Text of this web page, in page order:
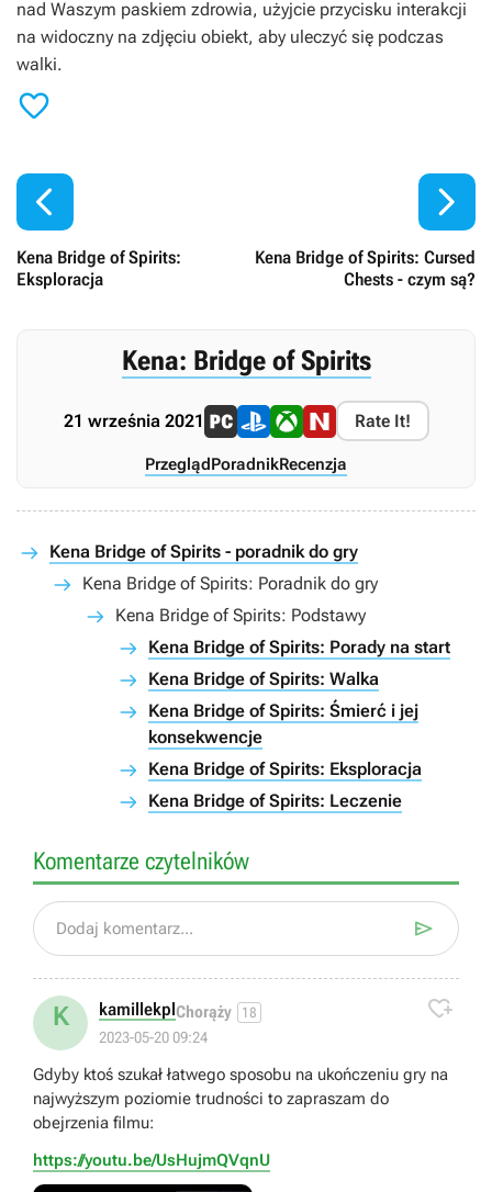
nad Waszym paskiem zdrowia, użyjcie przycisku interakcji
na widoczny na zdjęciu obiekt, aby uleczyć się podczas
walki.


Kena Bridge of Spirits:
Eksploracja
Kena Bridge of Spirits: Cursed
Chests - czym są?

Kena: Bridge of Spirits
21 września 2021 Rate It!
PrzeglądPoradnikRecenzja
Kena Bridge of Spirits - poradnik do gry
Kena Bridge of Spirits: Poradnik do gry
Kena Bridge of Spirits: Podstawy
Kena Bridge of Spirits: Porady na start
Kena Bridge of Spirits: Walka
Kena Bridge of Spirits: Śmierć i jej
konsekwencje
Kena Bridge of Spirits: Eksploracja
Kena Bridge of Spirits: Leczenie
Komentarze czytelników
Dodaj komentarz... 
K kamillekplChorąży 18
2023-05-20 09:24

Gdyby ktoś szukał łatwego sposobu na ukończeniu gry na
najwyższym poziomie trudności to zapraszam do
obejrzenia filmu:
https://youtu.be/UsHujmQVqnU